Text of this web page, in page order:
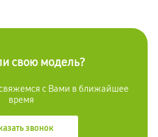
свою модель?
с Вами в ближайшее
время
звонок